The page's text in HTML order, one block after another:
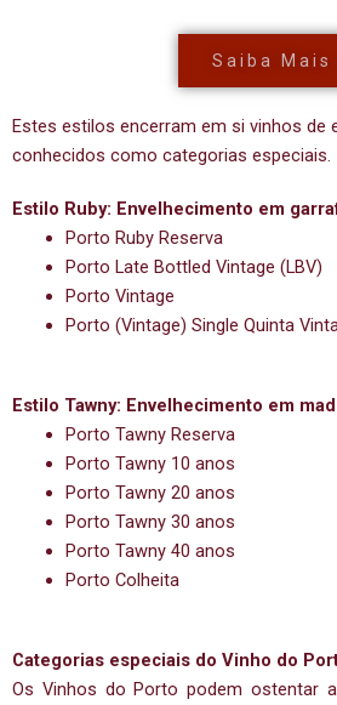
Saiba Mais
Estes estilos encerram em si vinhos de
conhecidos como categorias especiais.
Estilo Ruby: Envelhecimento em
Porto Ruby Reserva
Porto Late Bottled Vintage (LBV)
Porto Vintage
Porto (Vintage) Single Quinta
Estilo Tawny: Envelhecimento em
Porto Tawny Reserva
Porto Tawny 10 anos
Porto Tawny 20 anos
Porto Tawny 30 anos
Porto Tawny 40 anos
Porto Colheita
Categorias especiais do Vinho do
Os Vinhos do Porto podem ostentar